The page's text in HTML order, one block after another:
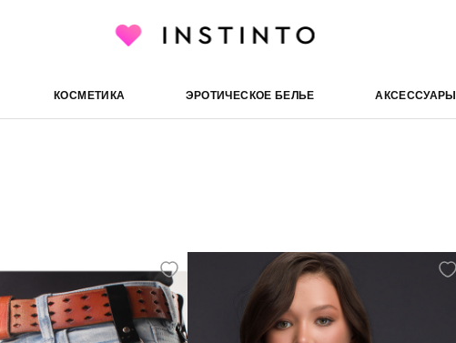
КОСМЕТИКА ЭРОТИЧЕСКОЕ БЕЛЬЕ АКСЕССУАРЫ